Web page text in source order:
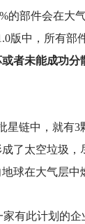
的部件会在大
版中，所有部
者未能成功分
星链中，就有3
了太空垃圾，
球在大气层中
家有此计划的